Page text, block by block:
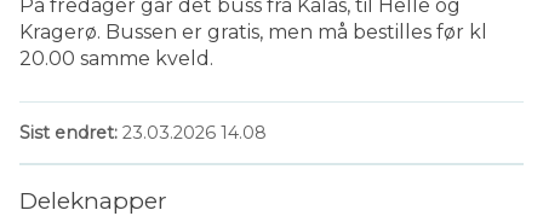
På fredager går det buss fra Kalas, til Helle og
Kragerø. Bussen er gratis, men må bestilles før kl
20.00 samme kveld.
Sist endret 23.03.2026 14.08
Deleknapper